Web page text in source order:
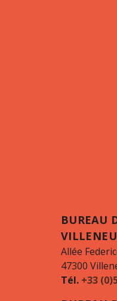
BUREAU
Allée
47300
Tél. +33